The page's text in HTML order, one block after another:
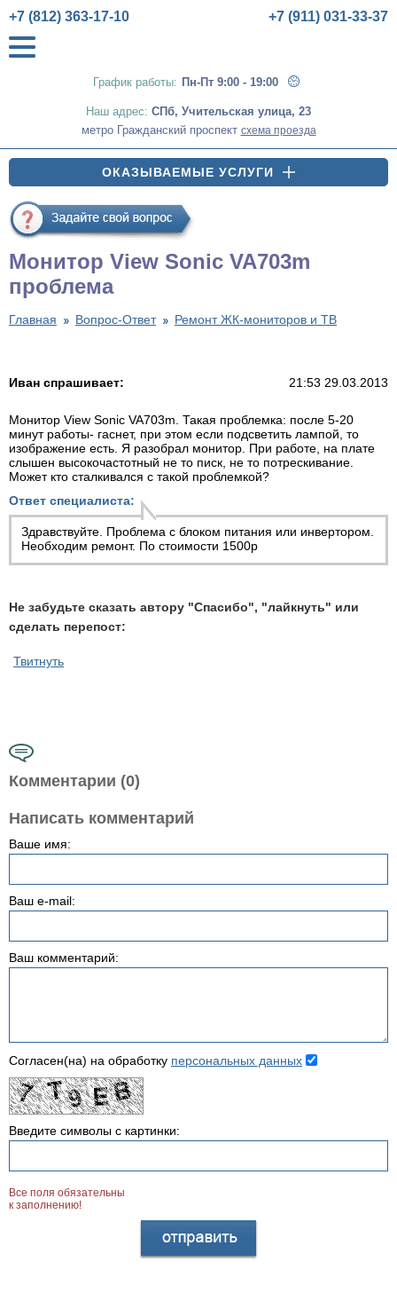
График работы: Пн-Пт 9:00 - 19:00
+7 (812) 363-17-10 +7 (911) 031-33-37
Наш адрес: СПб, Учительская улица, 23
метро Гражданский проспект схема проезда
ОКАЗЫВАЕМЫЕ УСЛУГИ
Монитор View Sonic VA703m
проблема
Главная Вопрос-Ответ Ремонт ЖК-мониторов и ТВ
Иван спрашивает: 21:53 29.03.2013
Монитор View Sonic VA703m. Такая проблемка: после 5-20
минут работы- гаснет, при этом если подсветить лампой, то
изображение есть. Я разобрал монитор. При работе, на плате
слышен высокочастотный не то писк, не то потрескивание.
Может кто сталкивался с такой проблемкой?
Ответ специалиста:
Здравствуйте. Проблема с блоком питания или инвертором.
Необходим ремонт. По стоимости 1500р
Не забудьте сказать автору "Спасибо", "лайкнуть" или
сделать перепост:
Твитнуть
Комментарии (0)
Написать комментарий
Ваше имя:
Ваш e-mail:
Ваш комментарий:
Согласен(на) на обработку персональных данных
Введите символы с картинки:
Все поля обязательны
к заполнению!